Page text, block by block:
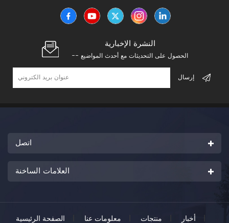
النشرة الإخبارية
-- الحصول على التحديثات مع أحدث المواضيع
اتصل
العلامات الساخنة
الصفحة الرئيسية معلومات عنا منتجات أخبار |